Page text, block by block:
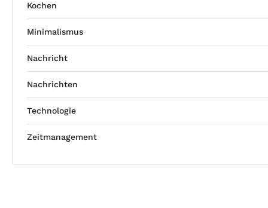
Kochen
Minimalismus
Nachricht
Nachrichten
Technologie
Zeitmanagement